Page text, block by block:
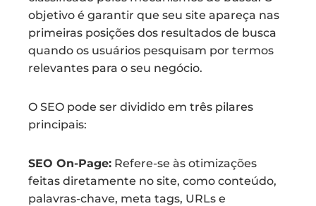
objetivo é garantir que seu site apareça nas
primeiras posições dos resultados de busca
quando os usuários pesquisam por termos
relevantes para o seu negócio.
O SEO pode ser dividido em três pilares
principais:
SEO On-Page: Refere-se às otimizações
feitas diretamente no site, como conteúdo,
palavras-chave, meta tags, URLs e